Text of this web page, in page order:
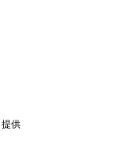
提供